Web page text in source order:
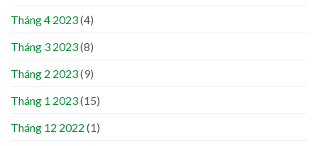
Tháng 4 2023(4)
Tháng 3 2023(8)
Tháng 2 2023(9)
Tháng 1 2023(15)
Tháng 12 2022 (1)